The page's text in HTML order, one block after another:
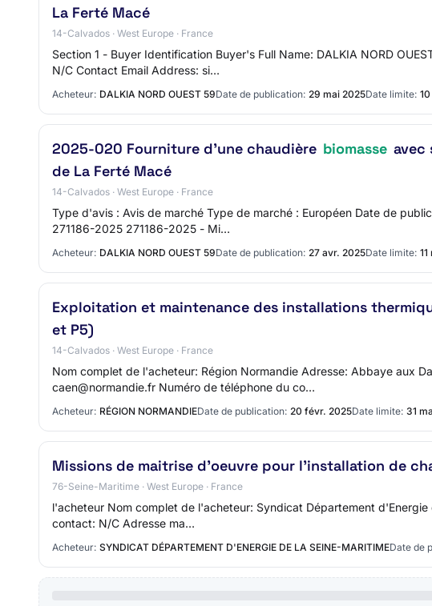
La Ferté Macé
14-Calvados · West Europe · France
Section 1 - Buyer Identification Buyer's Full Name: DALKIA NORD
N/C Contact Email Address: si…
Acheteur: DALKIA NORD OUEST 59Date de publication: 29 mai 2025Date limite:
2025-020 Fourniture d'une chaudière biomasse avec
de La Ferté Macé
14-Calvados · West Europe · France
Type d'avis : Avis de marché Type de marché : Européen Date de
271186-2025 271186-2025 - Mi…
Acheteur: DALKIA NORD OUEST 59Date de publication: 27 avr. 2025Date limite:
Exploitation et maintenance des installations
et P5)
14-Calvados · West Europe · France
Nom complet de l'acheteur: Région Normandie Adresse: Abbaye aux
caen@normandie.fr Numéro de téléphone du co…
Acheteur: RÉGION NORMANDIEDate de publication: 20 févr. 2025Date limite: 31
Missions de maitrise d'oeuvre pour l'installation de
76-Seine-Maritime · West Europe · France
l'acheteur Nom complet de l'acheteur: Syndicat Département
contact: N/C Adresse ma…
Acheteur: SYNDICAT DÉPARTEMENT D'ENERGIE DE LA SEINE-MARITIMEDate de